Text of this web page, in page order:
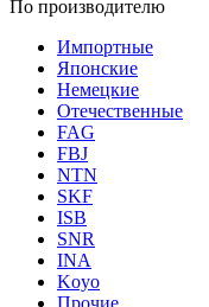
По производителю
Импортные
Японские
Немецкие
Отечественные
FAG
FBJ
NTN
SKF
ISB
SNR
INA
Koyo
Прочие